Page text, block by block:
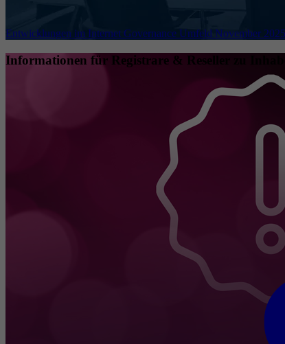
Entwicklungen im Internet Governance Umfeld November 2025
Informationen für Registrare & Reseller zu